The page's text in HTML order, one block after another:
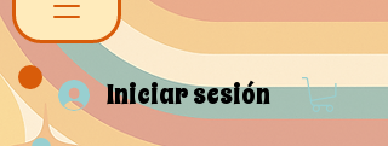
Iniciar sesión